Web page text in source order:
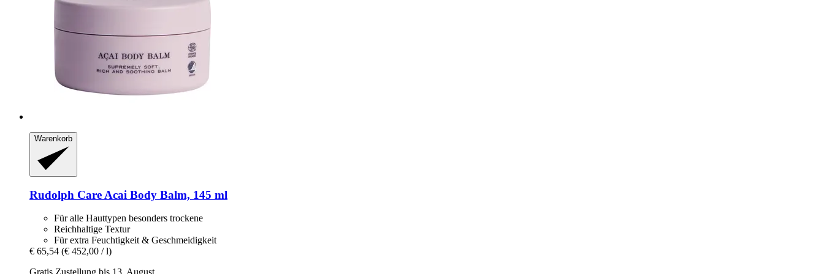
Warenkorb
Rudolph Care Acai Body Balm, 145 ml
Für alle Hauttypen besonders trockene
Reichhaltige Textur
Für extra Feuchtigkeit & Geschmeidigkeit
€ 65,54 (€ 452,00 / l)